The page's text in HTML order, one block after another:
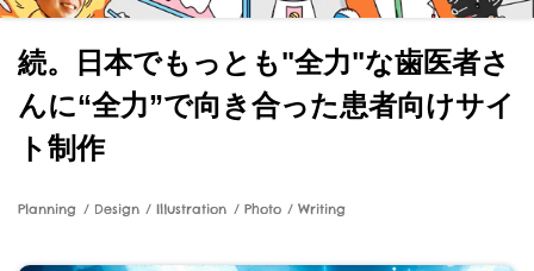
続。日本でもっとも"全力"な歯医者さ
んに“全力”で向き合った患者向けサイ
ト制作
Planning Design Illustration Photo Writing